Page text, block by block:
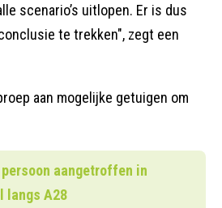
scenario’s uitlopen. Er is dus
te trekken", zegt een
aan mogelijke getuigen om
aangetroffen in
langs A28